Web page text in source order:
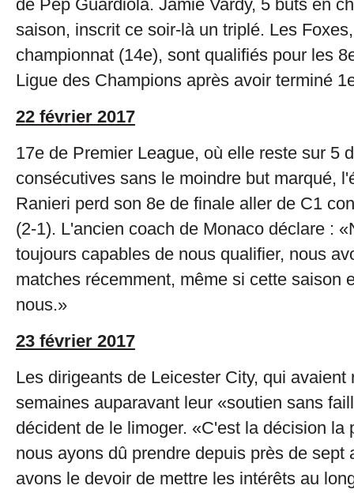
de Pep Guardiola. Jamie Vardy, 5 buts en
saison, inscrit ce soir-là un triplé. Les
championnat (14e), sont qualifiés pour les
Ligue des Champions après avoir terminé
22 février 2017
17e de Premier League, où elle reste sur 5
consécutives sans le moindre but marqué,
Ranieri perd son 8e de finale aller de C1
(2-1). L'ancien coach de Monaco déclare :
toujours capables de nous qualifier, nous
matches récemment, même si cette saison
nous.»
23 février 2017
Les dirigeants de Leicester City, qui avaient
semaines auparavant leur «soutien sans
décident de le limoger. «C'est la décision la
nous ayons dû prendre depuis près de sept
avons le devoir de mettre les intérêts au